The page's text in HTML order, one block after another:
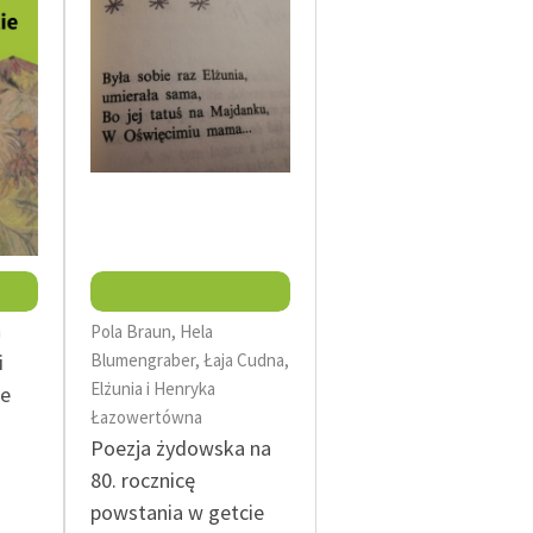
PDF
Dane fundacji i sprawozdania
finansowe
Regulamin darowizn
Informacja o treściach
Pola Braun, Hela
Blumengraber, Łaja Cudna,
Elżunia i Henryka
Łazowertówna
Poezja żydowska na
80. rocznicę
powstania w getcie